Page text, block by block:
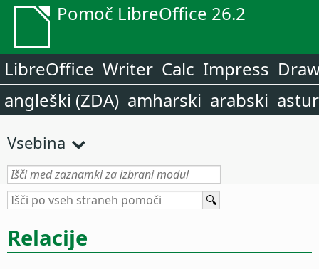
Pomoč LibreOffice 26.2
LibreOffice Writer Calc Impress
angleški (ZDA) amharski arabski
Vsebina
Relacije